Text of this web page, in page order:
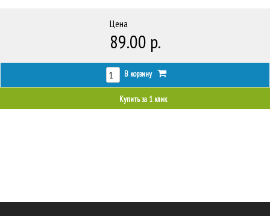
Цена
89.00 р.
В корзину
Купить за 1 клик